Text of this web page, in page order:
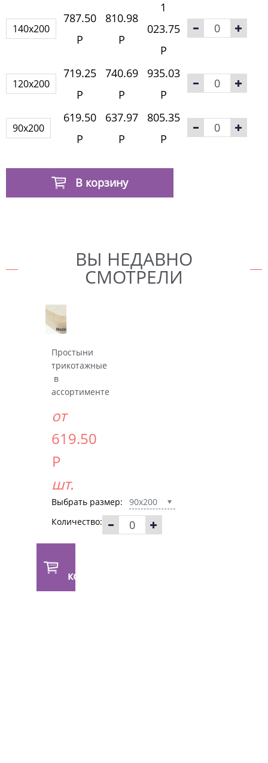
140x200
787.50
Р
810.98
Р
1
023.75
Р
120x200
719.25
Р
740.69
Р
935.03
Р
90x200
619.50
Р
637.97
Р
805.35
Р
В корзину
ВЫ НЕДАВНО
СМОТРЕЛИ
Простыни
трикотажные
в
ассортименте
от
619.50
Р
шт.
Выбрать размер:
90x200
Количество:
корзину